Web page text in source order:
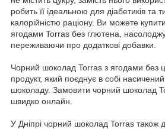
робить її ідеальною для діабетиків та
калорійністю раціону. Ви можете
ягодами Torras без глютена,
переживаючи про додаткові добавки.
Чорний шоколад Torras з ягодами без
продукт, який поєднує в собі
шоколаду. Замовити чорний шоколад
швидко онлайн.
У Дніпрі чорний шоколад Torras також